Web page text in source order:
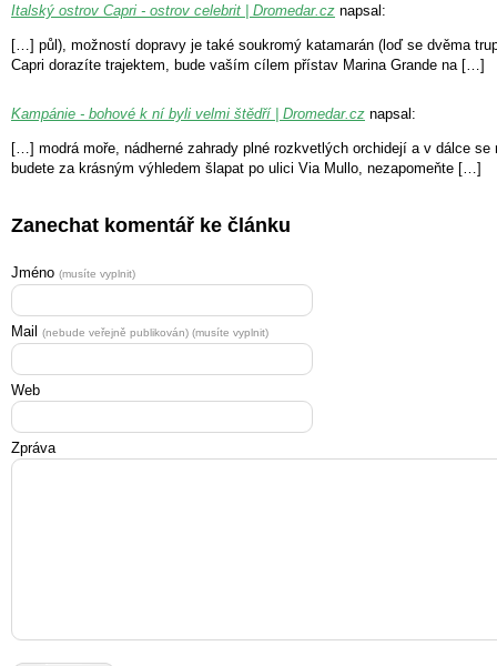
Italský ostrov Capri - ostrov celebrit | Dromedar.cz napsal:
[…] půl), možností dopravy je také soukromý katamarán (loď se dvěma
Capri dorazíte trajektem, bude vaším cílem přístav Marina Grande na […]
Kampánie - bohové k ní byli velmi štědří | Dromedar.cz napsal:
[…] modrá moře, nádherné zahrady plné rozkvetlých orchidejí a v dálce
budete za krásným výhledem šlapat po ulici Via Mullo, nezapomeňte […]
Zanechat komentář ke článku
Jméno (musíte vyplnit)
Mail (nebude veřejně publikován) (musíte vyplnit)
Web
Zpráva